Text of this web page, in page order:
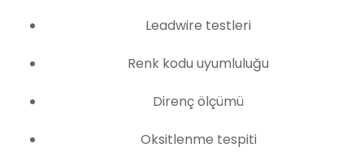
Leadwire testleri
Renk kodu uyumluluğu
Direnç ölçümü
Oksitlenme tespiti